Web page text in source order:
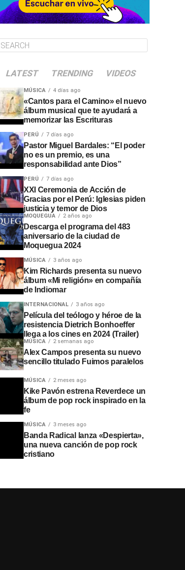
LATEST TRENDING VIDEOS
MÚSICA 4 días ago
«Cantos para el Camino» el nuevo
álbum musical que te ayudará a
memorizar las Escrituras
PERÚ 7 días ago
Pastor Miguel Bardales: “El poder
no es un premio, es una
responsabilidad ante Dios”
PERÚ 7 días ago
XXI Ceremonia de Acción de
Gracias por el Perú: Iglesias piden
justicia y temor de Dios
MOQUEGUA 2 años ago
Descarga el programa del 483
aniversario de la ciudad de
Moquegua 2024
MÚSICA 3 años ago
Kim Richards presenta su nuevo
álbum «Mi religión» en compañía
de Indiomar
INTERNACIONAL 3 años ago
Película del teólogo y héroe de la
resistencia Dietrich Bonhoeffer
llega a los cines en 2024 (Trailer)
MÚSICA 2 semanas ago
Alex Campos presenta su nuevo
sencillo titulado Fuimos paralelos
MÚSICA 2 meses ago
Kike Pavón estrena Reverdece un
álbum de pop rock inspirado en la
fe
MÚSICA 3 meses ago
Banda Radical lanza «Despierta»,
una nueva canción de pop rock
cristiano